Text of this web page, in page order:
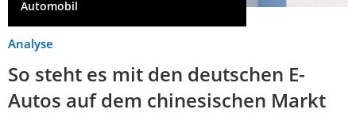
Automobil
Analyse
So steht es mit den deutschen E-
Autos auf dem chinesischen Markt